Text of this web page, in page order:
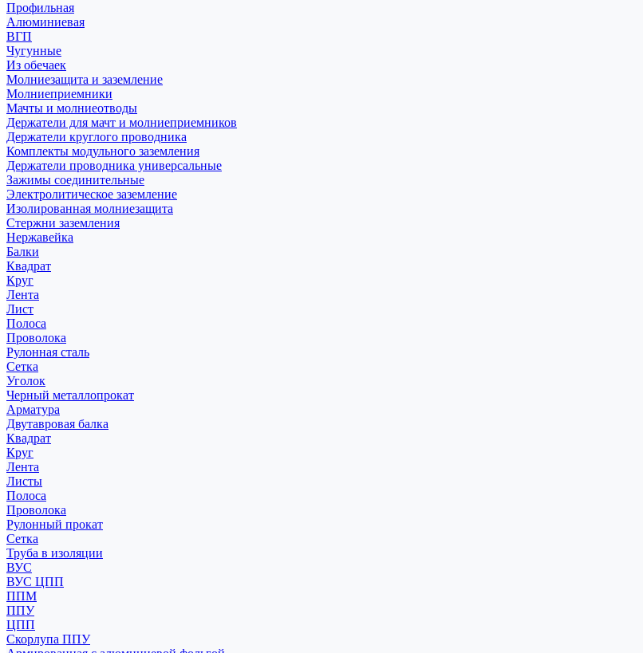
Профильная
Алюминиевая
ВГП
Чугунные
Из обечаек
Молниезащита и заземление
Молниеприемники
Мачты и молниеотводы
Держатели для мачт и молниеприемников
Держатели круглого проводника
Комплекты модульного заземления
Держатели проводника универсальные
Зажимы соединительные
Электролитическое заземление
Изолированная молниезащита
Стержни заземления
Нержавейка
Балки
Квадрат
Круг
Лента
Лист
Полоса
Проволока
Рулонная сталь
Сетка
Уголок
Черный металлопрокат
Арматура
Двутавровая балка
Квадрат
Круг
Лента
Листы
Полоса
Проволока
Рулонный прокат
Сетка
Труба в изоляции
ВУС
ВУС ЦПП
ППМ
ППУ
ЦПП
Скорлупа ППУ